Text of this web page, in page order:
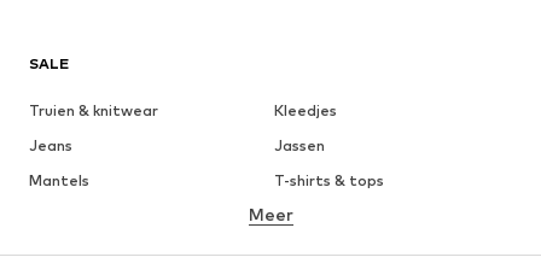
SALE
Truien & knitwear
Kleedjes
Jeans
Jassen
Mantels
T-shirts & tops
Ondergoed
Meer